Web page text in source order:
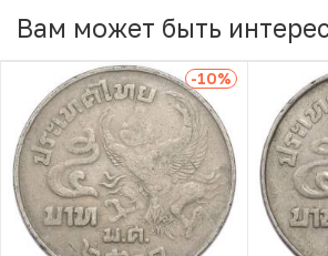
Вам может быть
-10%